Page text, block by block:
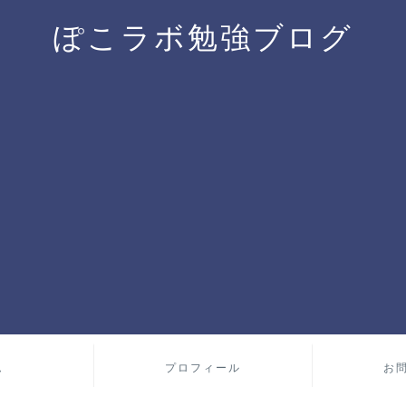
ぽこラボ勉強ブログ
プロフィール お